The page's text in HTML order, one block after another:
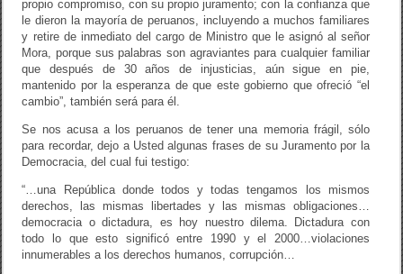
propio compromiso, con su propio juramento; con la confianza que
le dieron la mayoría de peruanos, incluyendo a muchos familiares
y retire de inmediato del cargo de Ministro que le asignó al señor
Mora, porque sus palabras son agraviantes para cualquier familiar
que después de 30 años de injusticias, aún sigue en pie,
mantenido por la esperanza de que este gobierno que ofreció “el
cambio”, también será para él.
Se nos acusa a los peruanos de tener una memoria frágil, sólo
para recordar, dejo a Usted algunas frases de su Juramento por la
Democracia, del cual fui testigo:
“…una República donde todos y todas tengamos los mismos
derechos, las mismas libertades y las mismas obligaciones…
democracia o dictadura, es hoy nuestro dilema. Dictadura con
todo lo que esto significó entre 1990 y el 2000…violaciones
innumerables a los derechos humanos, corrupción…